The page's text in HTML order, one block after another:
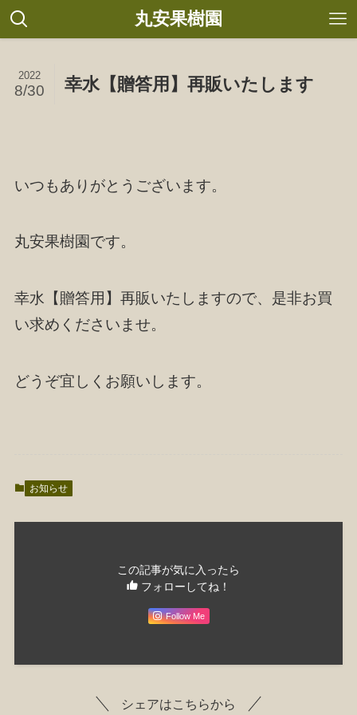
丸安果樹園
幸水【贈答用】再販いたします
2022
8/30
いつもありがとうございます。
丸安果樹園です。
幸水【贈答用】再販いたしますので、是非お買
い求めくださいませ。
どうぞ宜しくお願いします。
お知らせ
この記事が気に入ったら
フォローしてね！
Follow Me
シェアはこちらから